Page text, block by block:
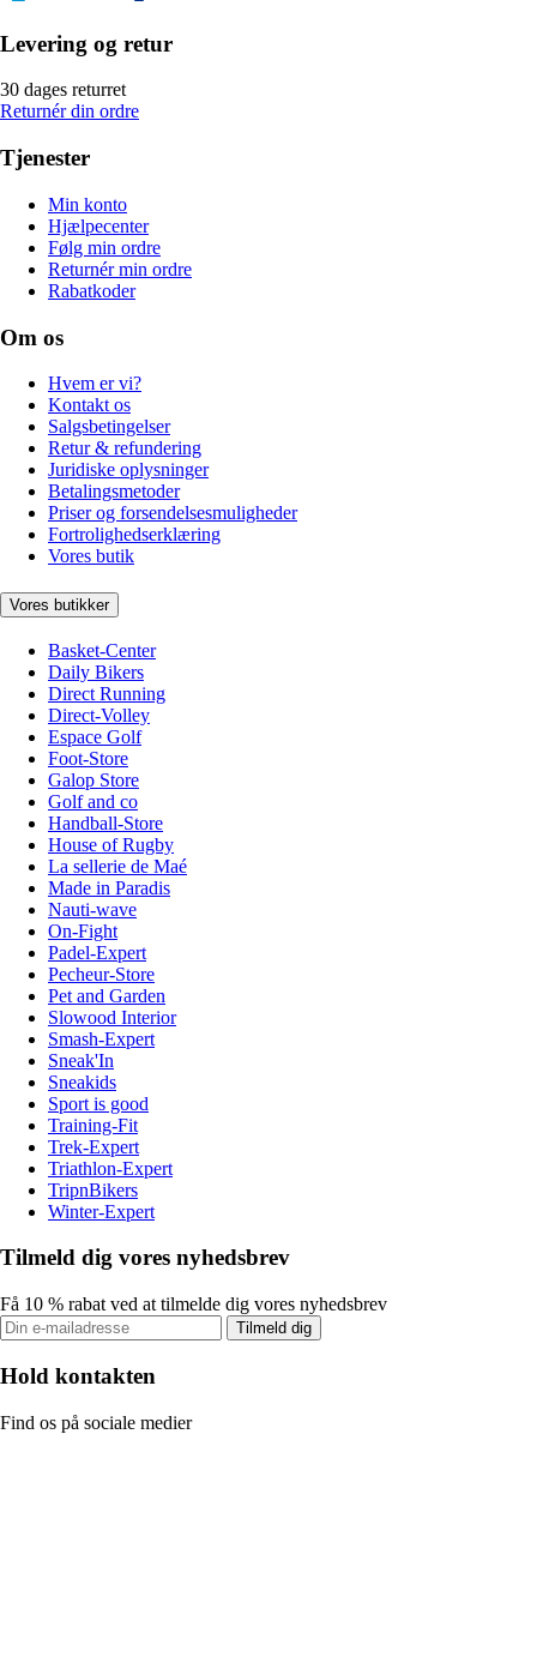
Levering og retur
30 dages returret
Returnér din ordre
Tjenester
Min konto
Hjælpecenter
Følg min ordre
Returnér min ordre
Rabatkoder
Om os
Hvem er vi?
Kontakt os
Salgsbetingelser
Retur & refundering
Juridiske oplysninger
Betalingsmetoder
Priser og forsendelsesmuligheder
Fortrolighedserklæring
Vores butik
Vores butikker
Basket-Center
Daily Bikers
Direct Running
Direct-Volley
Espace Golf
Foot-Store
Galop Store
Golf and co
Handball-Store
House of Rugby
La sellerie de Maé
Made in Paradis
Nauti-wave
On-Fight
Padel-Expert
Pecheur-Store
Pet and Garden
Slowood Interior
Smash-Expert
Sneak'In
Sneakids
Sport is good
Training-Fit
Trek-Expert
Triathlon-Expert
TripnBikers
Winter-Expert
Tilmeld dig vores nyhedsbrev
Få 10 % rabat ved at tilmelde dig vores nyhedsbrev
Tilmeld dig
Hold kontakten
Find os på sociale medier